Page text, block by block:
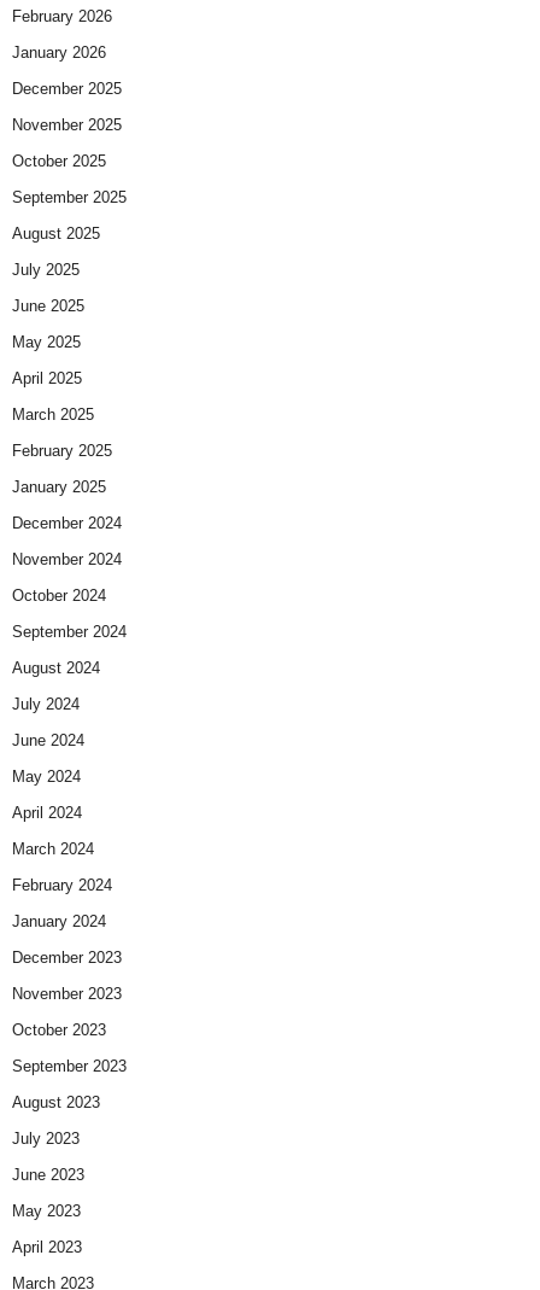
February 2026
January 2026
December 2025
November 2025
October 2025
September 2025
August 2025
July 2025
June 2025
May 2025
April 2025
March 2025
February 2025
January 2025
December 2024
November 2024
October 2024
September 2024
August 2024
July 2024
June 2024
May 2024
April 2024
March 2024
February 2024
January 2024
December 2023
November 2023
October 2023
September 2023
August 2023
July 2023
June 2023
May 2023
April 2023
March 2023